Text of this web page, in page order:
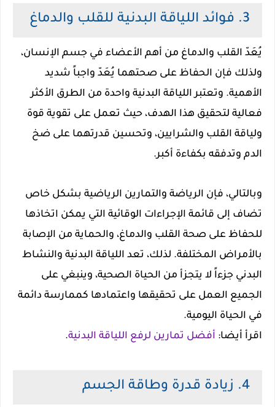
3. فوائد اللياقة البدنية للقلب والدماغ
يُعَدّ القلب والدماغ من أهم الأعضاء في جسم الإنسان،
ولذلك فإن الحفاظ على صحتهما يُعَدّ واجباً شديد
الأهمية. وتعتبر اللياقة البدنية واحدة من الطرق الأكثر
فعالية لتحقيق هذا الهدف، حيث تعمل على تقوية قوة
ولياقة القلب والشرايين، وتحسين قدرتهما على ضخ
الدم وتدفقه بكفاءة أكبر.
وبالتالي، فإن الرياضة والتمارين الرياضية بشكل خاص
تضاف إلى قائمة الإجراءات الوقائية التي يمكن اتخاذها
للحفاظ على صحة القلب والدماغ، والحماية من الإصابة
بالأمراض المختلفة. لذلك، تعد اللياقة البدنية والنشاط
البدني جزءاً لا يتجزأ من الحياة الصحية، وينبغي على
الجميع العمل على تحقيقها واعتمادها كممارسة دائمة
في الحياة اليومية.
اقرأ أيضا: أفضل تمارين لرفع اللياقة البدنية.
4. زيادة قدرة وطاقة الجسم